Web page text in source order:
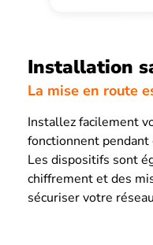
Installation
La mise en route
Installez facilement
fonctionnent pendant
Les dispositifs sont
chiffrement et des
sécuriser votre